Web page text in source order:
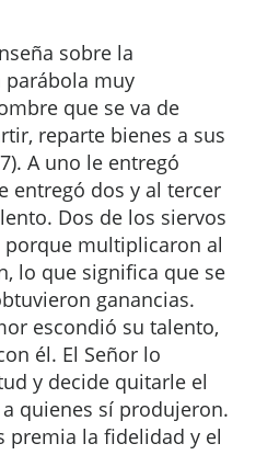
sobre la
muy
que se va de
reparte bienes a sus
A uno le entregó
entregó dos y al tercer
Dos de los siervos
multiplicaron al
lo que significa que se
ganancias.
escondió su talento,
él. El Señor lo
y decide quitarle el
quienes sí produjeron.
premia la fidelidad y el